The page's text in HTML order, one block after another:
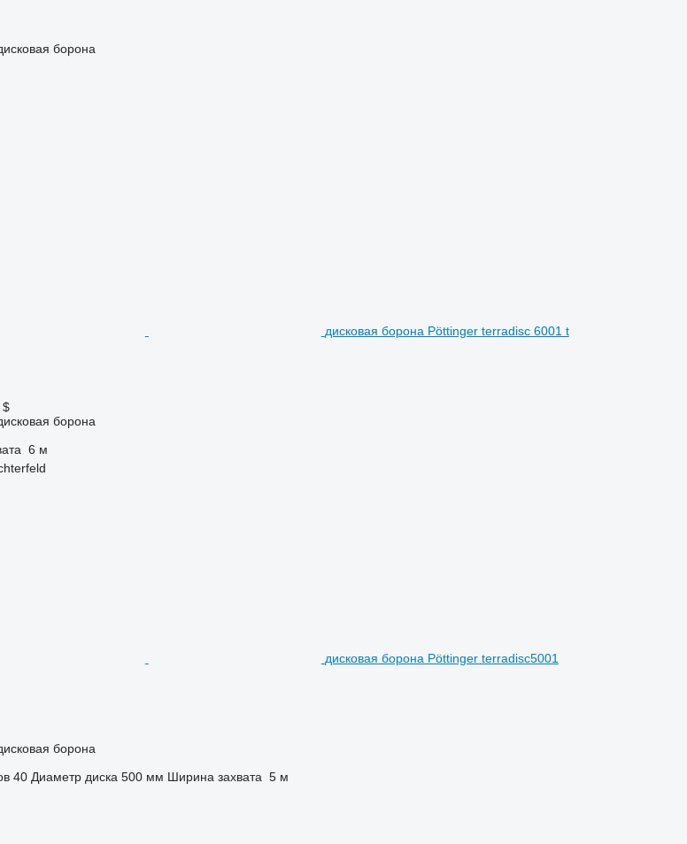
борона
дисковая борона Pöttinger terradisc 6001 t
$
борона
6 м
дисковая борона Pöttinger terradisc5001
борона
40 Диаметр диска 500 мм Ширина захвата 5 м